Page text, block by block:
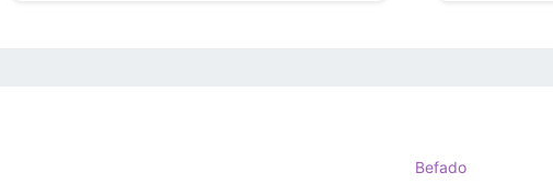
Befado